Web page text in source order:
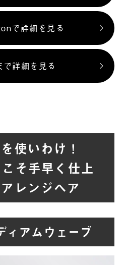
で詳細を見る
で詳細を見る
使いわけ！
そ手早く仕上
レンジヘア
ィアムウェーブ